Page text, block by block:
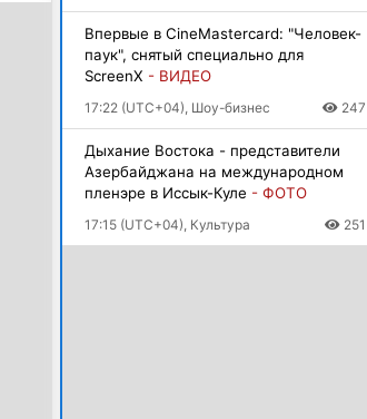
Впервые в CineMastercard: "Человек-
паук", снятый специально для
ScreenX - ВИДЕО
17:22 (UTC+04), Шоу-бизнес 247
Дыхание Востока - представители
Азербайджана на международном
пленэре в Иссык-Куле - ФОТО
17:15 (UTC+04), Культура 251